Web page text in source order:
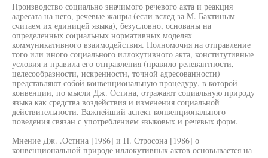
Производство социально значимого речевого акта и реакция
адресата на него, речевые жанры (если вслед за М. Бахтиным
считаем их единицей языка), безусловно, основаны на
определенных социальных нормативных моделях
коммуникативного взаимодействия. Полномочия на отправление
того или иного социального иллокутивного акта, конститутивные
условия и правила его отправления (правило релевантности,
целесообразности, искренности, точной адресованности)
представляют собой конвенциональную процедуру, в которой
конвенции, по мысли Дж. Остина, отражают социальную природу
языка как средства воздействия и изменения социальной
действительности. Важнейший аспект конвенционального
поведения связан с употреблением языковых и речевых форм.
Мнение Дж. .Остина [1986] и П. Стросона [1986] о
конвенциональной природе иллокутивных актов основывается на